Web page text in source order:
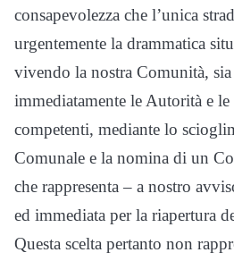
consapevolezza che l’unica
urgentemente la drammatica
vivendo la nostra Comunità,
immediatamente le Autorità e
competenti, mediante lo
Comunale e la nomina di un
che rappresenta – a nostro
ed immediata per la riapertura
Questa scelta pertanto non